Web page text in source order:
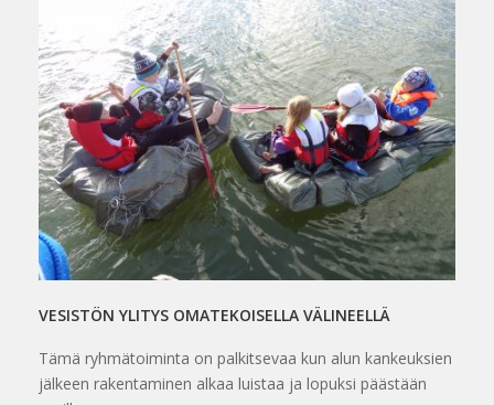
VESISTÖN YLITYS OMATEKOISELLA VÄLINEELLÄ
Tämä ryhmätoiminta on palkitsevaa kun alun kankeuksien
jälkeen rakentaminen alkaa luistaa ja lopuksi päästään